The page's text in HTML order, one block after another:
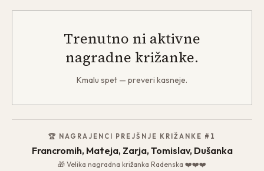
Trenutno ni aktivne
nagradne križanke.
Kmalu spet — preveri kasneje.
🏆 NAGRAJENCI PREJŠNJE KRIŽANKE #1
Francromih, Mateja, Zarja, Tomislav, Dušanka
🎁 Velika nagradna križanka Radenska ❤️❤️❤️